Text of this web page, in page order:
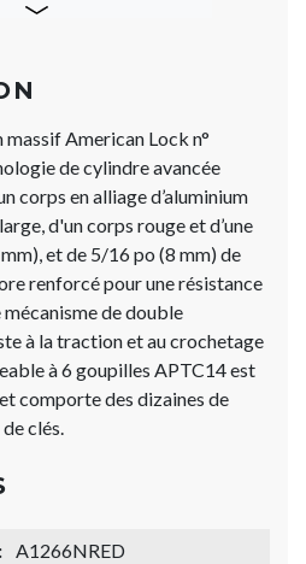
massif American Lock n°
de cylindre avancée
corps en alliage d’aluminium
d'un corps rouge et d’une
et de 5/16 po (8 mm) de
renforcé pour une résistance
mécanisme de double
à la traction et au crochetage
à 6 goupilles APTC14 est
comporte des dizaines de
clés.
A1266NRED